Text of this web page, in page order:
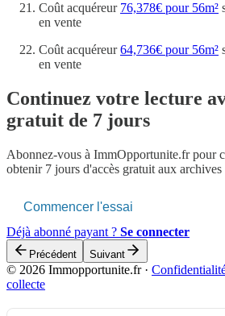
Coût acquéreur 76,378€ pour 56m²
en vente
Coût acquéreur64,736€ pour 56m²
en vente
Continuez votre lecture
gratuit de 7 jours
Abonnez-vous à ImmOpportunite.frpour
obtenir 7 jours d'accès gratuit aux archives
Commencer l'essai
Déjà abonné payant ? Se connecter
Précédent Suivant
© 2026 Immopportunite.fr·
collecte